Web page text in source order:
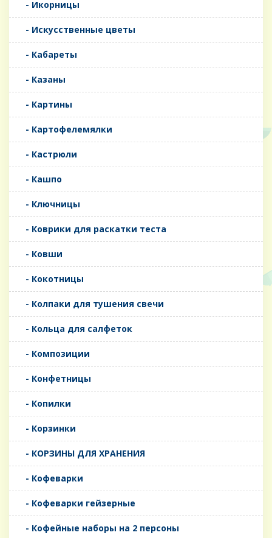
- Икорницы
- Искусственные цветы
- Кабареты
- Казаны
- Картины
- Картофелемялки
- Кастрюли
- Кашпо
- Ключницы
- Коврики для раскатки теста
- Ковши
- Кокотницы
- Колпаки для тушения свечи
- Кольца для салфеток
- Композиции
- Конфетницы
- Копилки
- Корзинки
- КОРЗИНЫ ДЛЯ ХРАНЕНИЯ
- Кофеварки
- Кофеварки гейзерные
- Кофейные наборы на 2 персоны